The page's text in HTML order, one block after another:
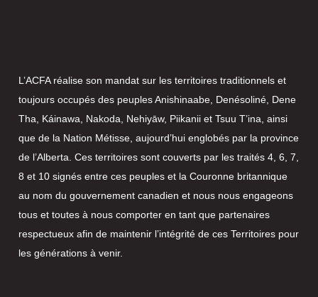
L’ACFA réalise son mandat sur les territoires traditionnels et
toujours occupés des peuples Anishinaabe, Denésoliné, Dene
Tha, Káinawa, Nakoda, Nehiyāw, Piikanii et Tsuu T’ina, ainsi
que de la Nation Métisse, aujourd’hui englobés par la province
de l’Alberta. Ces territoires sont couverts par les traités 4, 6, 7,
8 et 10 signés entre ces peuples et la Couronne britannique
au nom du gouvernement canadien et nous nous engageons
tous et toutes à nous comporter en tant que partenaires
respectueux afin de maintenir l’intégrité de ces Territoires pour
les générations à venir.